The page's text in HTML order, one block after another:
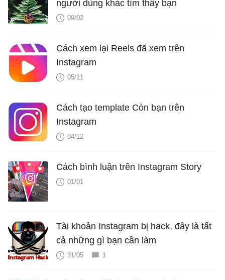
người dùng khác tìm thấy bạn
09/02
Cách xem lại Reels đã xem trên
Instagram
05/11
Cách tạo template Còn bạn trên
Instagram
04/12
Cách bình luận trên Instagram Story
01/01
Tài khoản Instagram bị hack, đây là tất
cả những gì bạn cần làm
31/05 1